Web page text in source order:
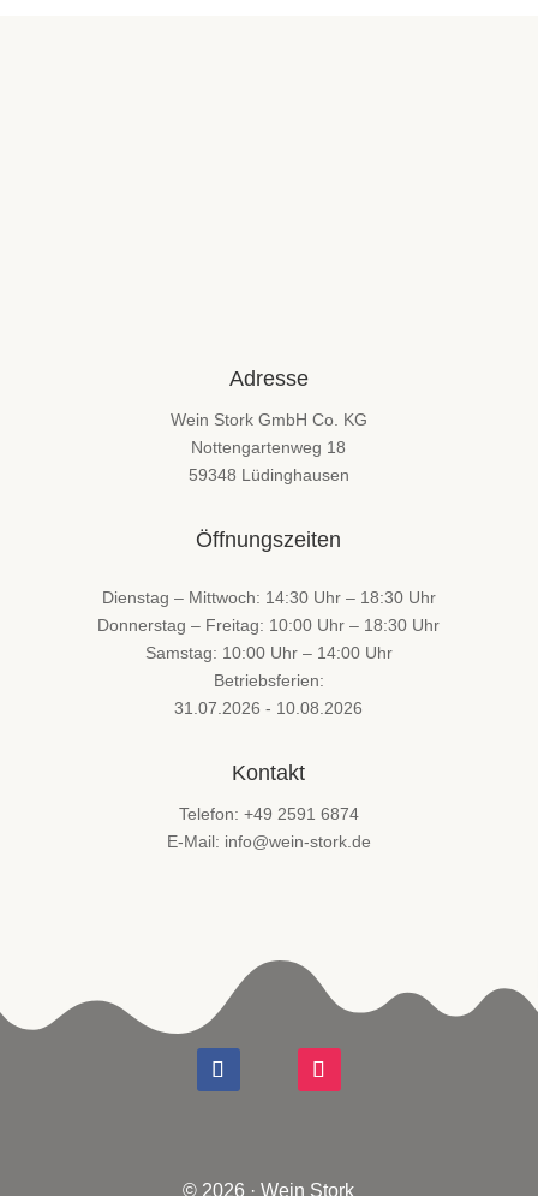
Adresse
Wein Stork GmbH Co. KG
Nottengartenweg 18
59348 Lüdinghausen
Öffnungszeiten
Dienstag – Mittwoch: 14:30 Uhr – 18:30 Uhr
Donnerstag – Freitag: 10:00 Uhr – 18:30 Uhr
Samstag: 10:00 Uhr – 14:00 Uhr
Betriebsferien:
31.07.2026 - 10.08.2026
Kontakt
Telefon: +49 2591 6874
E-Mail: info@wein-stork.de
© 2026 · Wein Stork